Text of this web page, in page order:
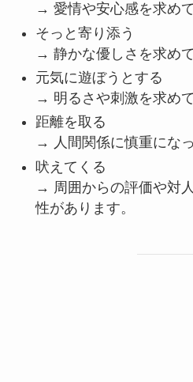
→ 愛情や安心感を求めて
そっと寄り添う
→ 静かな優しさを求めて
元気に遊ぼうとする
→ 明るさや刺激を求めて
距離を取る
→ 人間関係に慎重にな
吠えてくる
→ 周囲からの評価や対
性があります。